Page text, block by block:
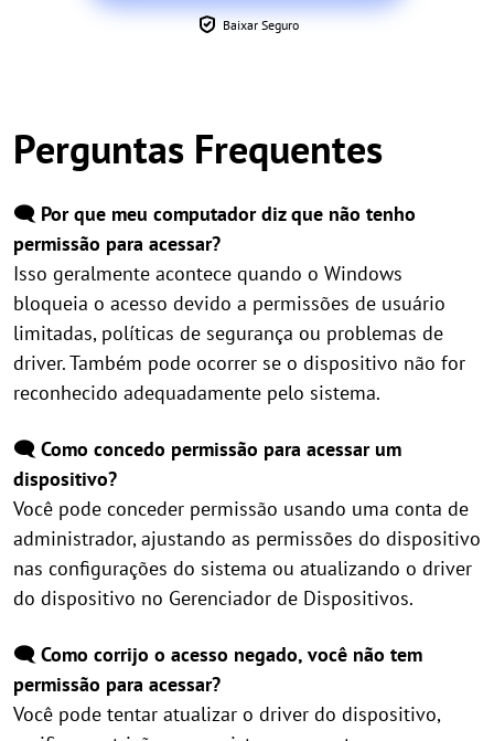
Baixar Seguro
Perguntas Frequentes
🗨️ Por que meu computador diz que não tenho
permissão para acessar?
Isso geralmente acontece quando o Windows
bloqueia o acesso devido a permissões de usuário
limitadas, políticas de segurança ou problemas de
driver. Também pode ocorrer se o dispositivo não for
reconhecido adequadamente pelo sistema.
🗨️ Como concedo permissão para acessar um
dispositivo?
Você pode conceder permissão usando uma conta de
administrador, ajustando as permissões do dispositivo
nas configurações do sistema ou atualizando o driver
do dispositivo no Gerenciador de Dispositivos.
🗨️ Como corrijo o acesso negado, você não tem
permissão para acessar?
Você pode tentar atualizar o driver do dispositivo,